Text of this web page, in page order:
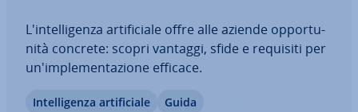
L'in­tel­li­gen­za ar­ti­fi­cia­le offre alle aziende op­por­tu­
ni­tà concrete: scopri vantaggi, sfide e requisiti per
un'im­ple­men­ta­zio­ne efficace.
In­tel­li­gen­za ar­ti­fi­cia­le Guida